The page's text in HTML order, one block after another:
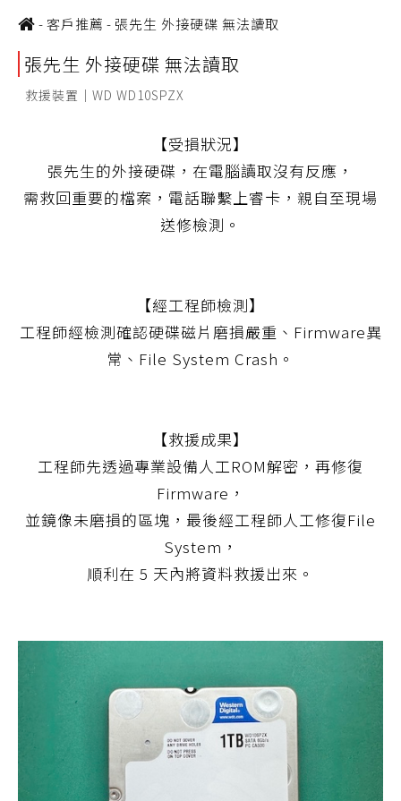
-客戶推薦 - 張先生 外接硬碟 無法讀取
張先生 外接硬碟 無法讀取
救援裝置｜WD WD10SPZX
【受損狀況】
張先生的外接硬碟，在電腦讀取沒有反應，
需救回重要的檔案，電話聯繫上睿卡，親自至現場
送修檢測。
【經工程師檢測】
工程師經檢測確認硬碟磁片磨損嚴重、Firmware異
常、File System Crash。
【救援成果】
工程師先透過專業設備人工ROM解密，再修復
Firmware，
並鏡像未磨損的區塊，最後經工程師人工修復File
System，
順利在 5 天內將資料救援出來。